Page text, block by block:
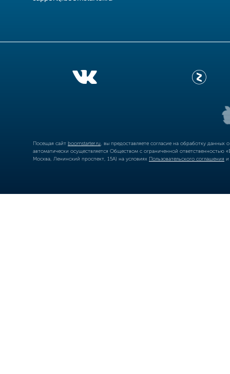
Посещая сайт boomstarter.ru , вы предоставляете согласие на обработку
автоматически осуществляется Обществом с ограниченной
Москва, Ленинский проспект, 15А) на условиях Пользовательского соглашения и